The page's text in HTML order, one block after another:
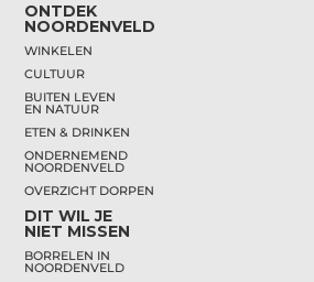
ONTDEK
NOORDENVELD
WINKELEN
CULTUUR
BUITEN LEVEN
EN NATUUR
ETEN & DRINKEN
ONDERNEMEND
NOORDENVELD
OVERZICHT DORPEN
DIT WIL JE
NIET MISSEN
BORRELEN IN
NOORDENVELD